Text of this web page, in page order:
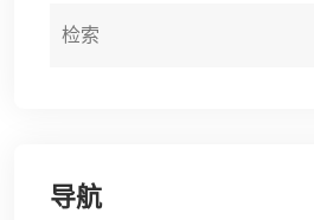
导航